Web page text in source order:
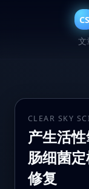
CS
文
CLEAR SKY
产生活
肠细菌
修复